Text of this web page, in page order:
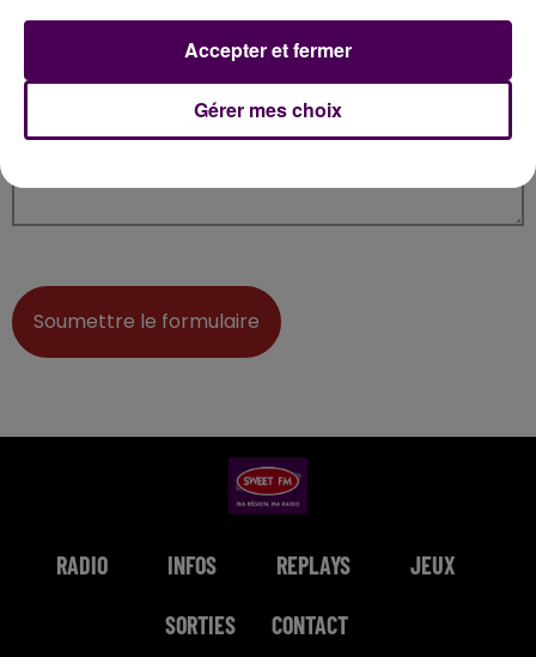
Message à envoyer*
Soumettre le formulaire
RADIO INFOS REPLAYS JEUX
SORTIES CONTACT
Gérer mes choix
Accepter et fermer